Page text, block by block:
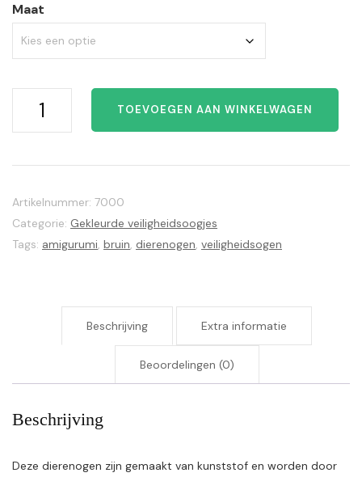
tot
Maat
veiligheidsoogjes,
TOEVOEGEN AAN WINKELWAGEN
Artikelnummer: 7000
Categorie: Gekleurde veiligheidsoogjes
Tags: amigurumi, bruin, dierenogen, veiligheidsogen
Beschrijving Extra informatie
Beoordelingen (0)
Beschrijving
Deze dierenogen zijn gemaakt van kunststof en worden door